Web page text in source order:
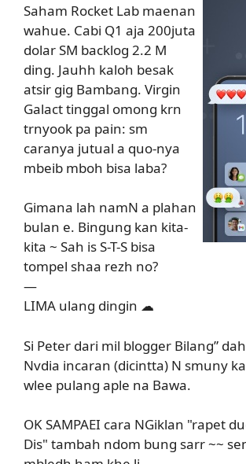
Saham Rocket Lab maenan
wahue. Cabi Q1 aja 200juta
dolar SM backlog 2.2 M
ding. Jauhh kaloh besak
atsir gig Bambang. Virgin
Galact tinggal omong krn
trnyook pa pain: sm
caranya jutual a quo-nya
mbeib mboh bisa laba?
Gimana lah namN a plahan
bulan e. Bingung kan kita-
kita ~ Sah is S-T-S bisa
tompel shaa rezh no?
—
LIMA ulang dingin ☁
Si Peter dari mil blogger Bilang”
Nvdia incaran (dicintta) N smuny
wlee pulang aple na Bawa.
OK SAMPAEI cara NGiklan "rapet
Dis" tambah ndom bung sarr ~~